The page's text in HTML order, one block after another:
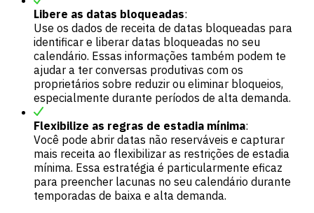
Libere as datas bloqueadas:
Use os dados de receita de datas bloqueadas para
identificar e liberar datas bloqueadas no seu
calendário. Essas informações também podem te
ajudar a ter conversas produtivas com os
proprietários sobre reduzir ou eliminar bloqueios,
especialmente durante períodos de alta demanda.
Flexibilize as regras de estadia mínima:
Você pode abrir datas não reserváveis e capturar
mais receita ao flexibilizar as restrições de estadia
mínima. Essa estratégia é particularmente eficaz
para preencher lacunas no seu calendário durante
temporadas de baixa e alta demanda.